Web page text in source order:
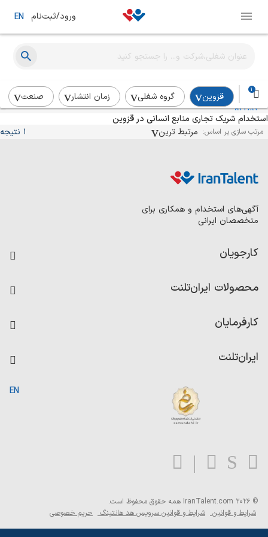
ورود/ثبت‌نام EN
1
قزوین گروه شغلی زمان انتشار
صنعت
استخدام شریک تجاری منابع انسانی در قزوین
مرتب سازی بر اساس: مرتبط ترین 1 نتیجه
شریک تجاری منابع‌ انسانی
حضوری
3 روز پیش
آگهی‌های استخدام و همکاری برای
متخصصان ایرانی
کارجویان
رزومه ساز
امتیاز شرکت‌ها
محصولات ایران‌تلنت
کاردیکس
کارفرمایان
ایران‌تلنت
بلاگ
EN
© 2026 IranTalent.com
همه حقوق محفوظ است.
شرایط و قوانین شرایط و قوانین سرویس هد هانتینگ حریم خصوصی